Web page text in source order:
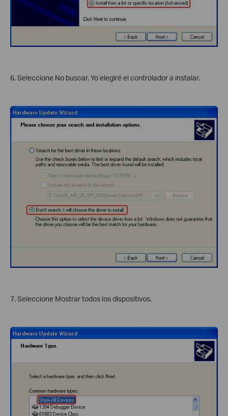
6. Seleccione No buscar. Yo elegiré el controlador a instalar.
7. Seleccione Mostrar todos los dispositivos.